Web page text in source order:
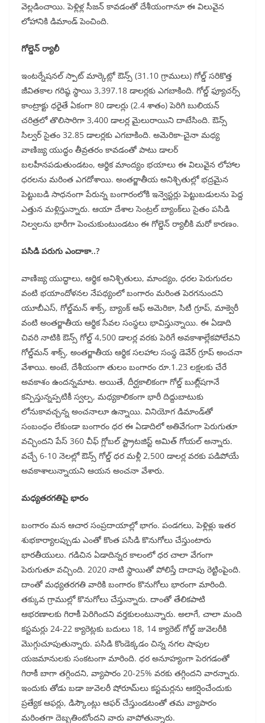
వెల్లడించాయి. పెళ్లిళ్ల సీజన్‌ కావడంతో దేశీయంగానూ ఈ విలువైన
లోహానికి డిమాండ్‌ పెంచింది.
గోల్డెన్‌ ర్యాలీ
ఇంటర్నేషనల్‌ స్పాట్‌ మార్కెట్లో ఔన్స్‌ (31.10 గ్రాములు) గోల్డ్‌ సరికొత్త
జీవితకాల గరిష్ఠ స్థాయి 3,397.18 డాలర్లకు ఎగబాకింది. గోల్డ్‌ ఫ్యూచర్స్‌
కాంట్రాక్టు ధరైతే ఏకంగా 80 డాలర్లు (2.4 శాతం) పెరిగి బులియన్‌
చరిత్రలో తొలిసారిగా 3,400 డాలర్ల మైలురాయిని దాటేసింది. ఔన్స్‌
సిల్వర్‌ సైతం 32.85 డాలర్లకు ఎగబాకింది. అమెరికా-చైనా మధ్య
వాణిజ్య యుద్ధం తీవ్రతరం కావడంతో పాటు డాలర్‌
బలహీనపడుతుండటం, ఆర్థిక మాంద్యం భయాలు ఈ విలువైన లోహాల
ధరలను మరింత ఎగదోశాయి. అంతర్జాతీయ అనిశ్చితుల్లో భద్రమైన
పెట్టుబడి సాధనంగా పేరున్న బంగారంలోకి ఇన్వెస్టర్లు పెట్టుబడులను పెద్ద
ఎత్తున మళ్లిస్తున్నారు. ఆయా దేశాల సెంట్రల్‌ బ్యాంక్‌లు సైతం పసిడి
నిల్వలను భారీగా పెంచుకుంటుండటం ఈ గోల్డెన్‌ ర్యాలీకి మరో కారణం.
పసిడి పరుగు ఎందాకా..?
వాణిజ్య యుద్ధాలు, ఆర్థిక అనిశ్చితులు, మాంద్యం, ధరల పెరుగుదల
వంటి భయాందోళనల నేపథ్యంలో బంగారం మరింత పెరగనుందని
యూబీఎస్‌, గోల్డ్‌మన్‌ శాక్స్‌, బ్యాంక్‌ ఆఫ్‌ అమెరికా, సిటీ గ్రూప్‌, మాక్వెరీ
వంటి అంతర్జాతీయ ఆర్థిక సేవల సంస్థలు భావిస్తున్నాయి. ఈ ఏడాది
చివరి నాటికి ఔన్స్‌ గోల్డ్‌ 4,500 డాలర్ల వరకు పెరిగే అవకాశాల్లేకపోలేవని
గోల్డ్‌మన్‌ శాక్స్‌, అంతర్జాతీయ ఆర్థిక సలహాల సంస్థ డెవేర్‌ గ్రూప్‌ అంచనా
వేశాయి. అంటే, దేశీయంగా తులం బంగారం రూ.1.23 లక్షలకు చేరే
అవకాశం ఉందన్నమాట. అయితే, దీర్ఘకాలికంగా గోల్డ్‌ బుల్లి్‌షగానే
కన్పిస్తున్నప్పటికీ స్వల్ప, మధ్యకాలికంగా భారీ దిద్దుబాటుకు
లోనుకావచ్చన్న అంచనాలూ ఉన్నాయి. వినియోగ డిమాండ్‌తో
సంబంధం లేకుండా బంగారం ధర ఈ ఏడాదిలో అతివేగంగా పెరుగుతూ
వచ్చిందని పేస్‌ 360 చీఫ్‌ గ్లోబల్‌ స్ట్రాటజిస్ట్‌ అమిత్‌ గోయల్‌ అన్నారు.
వచ్చే 6-10 నెలల్లో ఔన్స్‌ గోల్డ్‌ ధర మళ్లీ 2,500 డాలర్ల వరకు పడిపోయే
అవకాశాలున్నాయని ఆయన అంచనా వేశారు.
మధ్యతరగతిపై భారం
బంగారం మన ఆచార సంప్రదాయాల్లో భాగం. పండగలు, పెళ్లిళ్లు ఇతర
శుభకార్యాలప్పుడు ఎంతో కొంత పసిడి కొనుగోలు చేస్తుంటారు
భారతీయులు. గడిచిన ఏడాదిన్నర కాలంలో ధర చాలా వేగంగా
పెరుగుతూ వచ్చింది. 2020 నాటి స్థాయితో పోలిస్తే దాదాపు రెట్టింపైంది.
దాంతో మధ్యతరగతి వారికి బంగారం కొనుగోలు భారంగా మారింది.
తక్కువ గ్రాముల్లో కొనుగోలు చేస్తున్నారు. దాంతో తేలికపాటి
ఆభరణాలకు గిరాకీ పెరిగిందని వర్తకులంటున్నారు. అలాగే, చాలా మంది
కస్టమర్లు 24-22 క్యారెట్లకు బదులు 18, 14 క్యారెట్‌ గోల్డ్‌ జువెలరీకి
మొగ్గుచూపుతున్నారు. పసిడి కొండెక్కడం చిన్న నగల షాపుల
యజమానులకు సంకటంగా మారింది. ధర అనూహ్యంగా పెరగడంతో
గిరాకీ బాగా తగ్గిందని, వ్యాపారం 20-25% వరకు తగ్గిందని వారన్నారు.
ఇందుకు తోడు బడా జువెలరీ షోరూమ్‌లు కస్టమర్లను ఆకర్షించేందుకు
ప్రత్యేక ఆఫర్లు, డిస్కౌంట్లు ఆఫర్‌ చేస్తుండటంతో తమ వ్యాపారం
మరింతగా దెబ్బతింటోందని వారు వాపోతున్నారు.